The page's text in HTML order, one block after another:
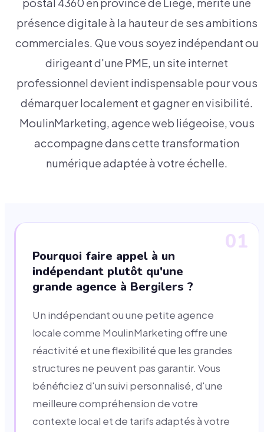
postal 4360 en province de Liège, mérite une
présence digitale à la hauteur de ses ambitions
commerciales. Que vous soyez indépendant ou
dirigeant d'une PME, un site internet
professionnel devient indispensable pour vous
démarquer localement et gagner en visibilité.
MoulinMarketing, agence web liégeoise, vous
accompagne dans cette transformation
numérique adaptée à votre échelle.
01
Pourquoi faire appel à un
indépendant plutôt qu'une
grande agence à Bergilers ?
Un indépendant ou une petite agence
locale comme MoulinMarketing offre une
réactivité et une flexibilité que les grandes
structures ne peuvent pas garantir. Vous
bénéficiez d'un suivi personnalisé, d'une
meilleure compréhension de votre
contexte local et de tarifs adaptés à votre